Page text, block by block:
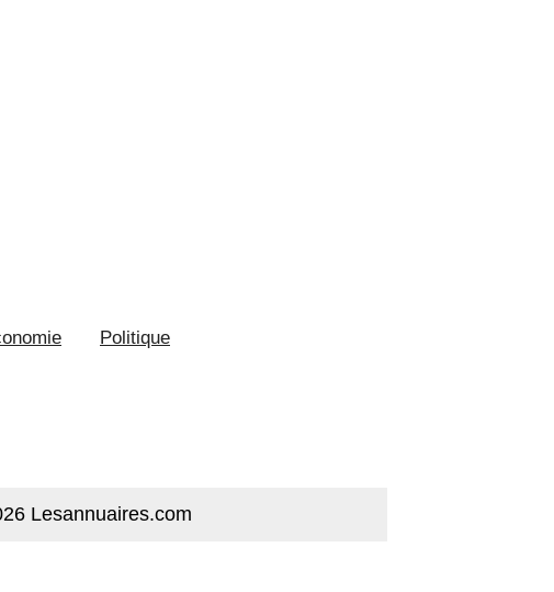
Politique
Lesannuaires.com